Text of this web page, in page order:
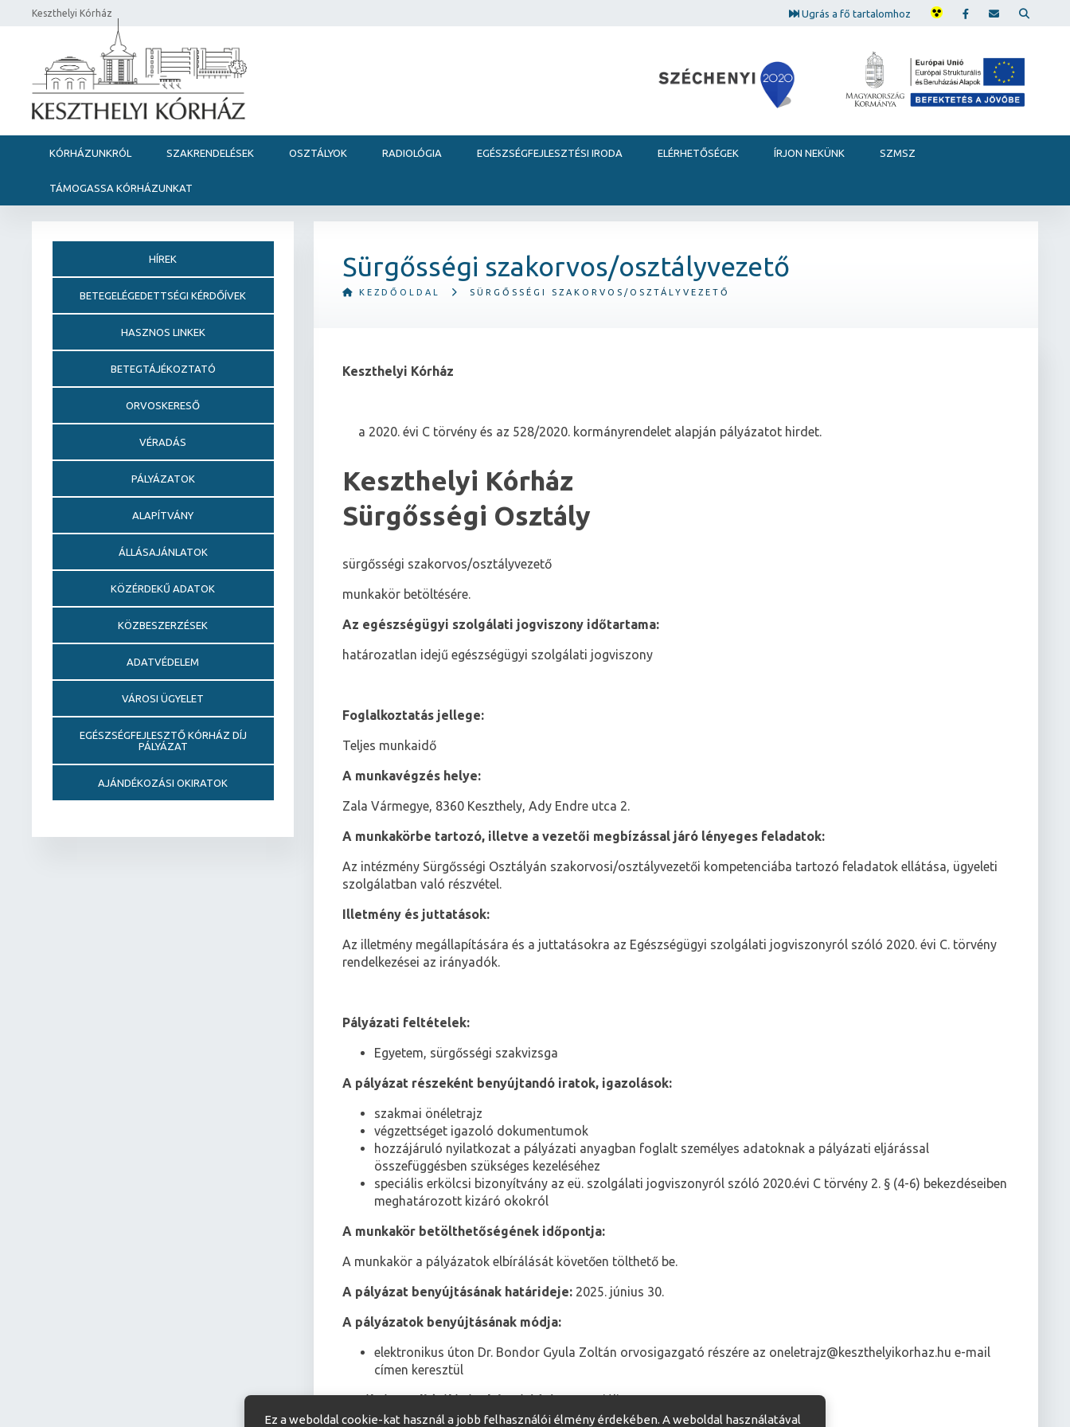
Keszthelyi Kórház Ugrás a fő tartalomhoz
KÓRHÁZUNKRÓL SZAKRENDELÉSEK OSZTÁLYOK RADIOLÓGIA EGÉSZSÉGFEJLESZTÉSI IRODA ELÉRHETŐSÉGEK ÍRJON NEKÜNK SZMSZ
TÁMOGASSA KÓRHÁZUNKAT
Sürgősségi szakorvos/osztályvezető
KEZDŐOLDAL SÜRGŐSSÉGI SZAKORVOS/OSZTÁLYVEZETŐ
Keszthelyi Kórház
a 2020. évi C törvény és az 528/2020. kormányrendelet alapján pályázatot hirdet.
Keszthelyi Kórház
Sürgősségi Osztály
sürgősségi szakorvos/osztályvezető
munkakör betöltésére.
Az egészségügyi szolgálati jogviszony időtartama:
határozatlan idejű egészségügyi szolgálati jogviszony
Foglalkoztatás jellege:
Teljes munkaidő
A munkavégzés helye:
Zala Vármegye, 8360 Keszthely, Ady Endre utca 2.
A munkakörbe tartozó, illetve a vezetői megbízással járó lényeges feladatok:
Az intézmény Sürgősségi Osztályán szakorvosi/osztályvezetői kompetenciába tartozó feladatok ellátása, ügyeleti
szolgálatban való részvétel.
Illetmény és juttatások:
Az illetmény megállapítására és a juttatásokra az Egészségügyi szolgálati jogviszonyról szóló 2020. évi C. törvény
rendelkezései az irányadók.
Pályázati feltételek:
Egyetem, sürgősségi szakvizsga
A pályázat részeként benyújtandó iratok, igazolások:
szakmai önéletrajz
végzettséget igazoló dokumentumok
hozzájáruló nyilatkozat a pályázati anyagban foglalt személyes adatoknak a pályázati eljárással
összefüggésben szükséges kezeléséhez
speciális erkölcsi bizonyítvány az eü. szolgálati jogviszonyról szóló 2020.évi C törvény 2. § (4-6) bekezdéseiben
meghatározott kizáró okokról
A munkakör betölthetőségének időpontja:
A munkakör a pályázatok elbírálását követően tölthető be.
A pályázat benyújtásának határideje: 2025. június 30.
A pályázatok benyújtásának módja:
elektronikus úton Dr. Bondor Gyula Zoltán orvosigazgató részére az oneletrajz@keszthelyikorhaz.hu e-mail
címen keresztül
HÍREK
BETEGELÉGEDETTSÉGI KÉRDŐÍVEK
HASZNOS LINKEK
BETEGTÁJÉKOZTATÓ
ORVOSKERESŐ
VÉRADÁS
PÁLYÁZATOK
ALAPÍTVÁNY
ÁLLÁSAJÁNLATOK
KÖZÉRDEKŰ ADATOK
KÖZBESZERZÉSEK
ADATVÉDELEM
VÁROSI ÜGYELET
EGÉSZSÉGFEJLESZTŐ KÓRHÁZ DÍJ
PÁLYÁZAT
AJÁNDÉKOZÁSI OKIRATOK
Ez a weboldal cookie-kat használ a jobb felhasználói élmény érdekében. A weboldal használatával